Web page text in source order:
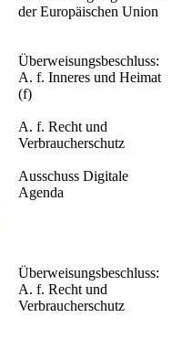
der Europäischen Union
Überweisungsbeschluss:
A. f. Inneres und Heimat
(f)
A. f. Recht und
Verbraucherschutz
Ausschuss Digitale
Agenda
Überweisungsbeschluss:
A. f. Recht und
Verbraucherschutz